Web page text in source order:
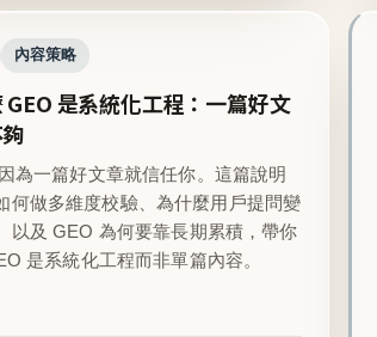
內容策略
GEO 是系統化工程：一篇好文
為一篇好文章就信任你。這篇說明
何做多維度校驗、為什麼用戶提問變
以及 GEO 為何要靠長期累積，帶你
是系統化工程而非單篇內容。